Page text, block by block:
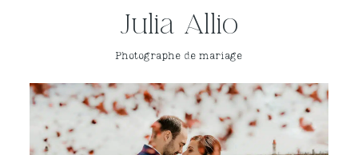
Julia Allio
Photographe de mariage